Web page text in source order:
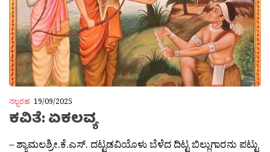
ನಲ್ಬರಹ 19/09/2025
ಕವಿತೆ: ಏಕಲವ್ಯ
– ಶ್ಯಾಮಲಶ್ರೀ.ಕೆ.ಎಸ್. ದಟ್ಟಡವಿಯೊಳು ಬೆಳೆದ ದಿಟ್ಟ ಬಿಲ್ಲುಗಾರನು ಪಟ್ಟು